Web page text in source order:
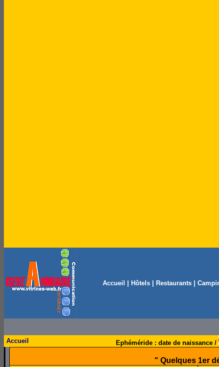
Accueil Hôtels| Restaurants|
Accueil Ephéméride : date de naissance /
" Quelques 1er